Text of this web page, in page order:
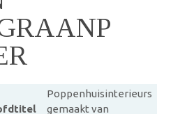
Poppenhuisinterieurs
gemaakt van